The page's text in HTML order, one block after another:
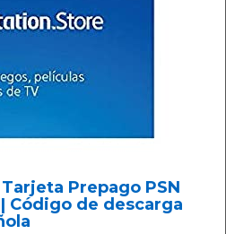
Prepago PSN
Código de descarga